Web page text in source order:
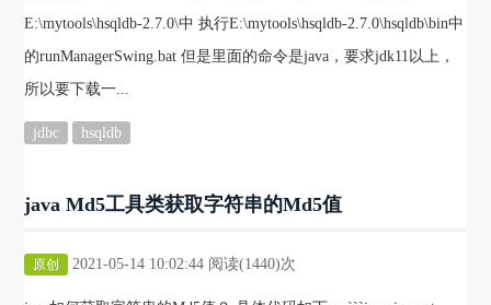
E:\mytools\hsqldb-2.7.0\中 执行E:\mytools\hsqldb-2.7.0\hsqldb\bin中
的runManagerSwing.bat 但是里面的命令是java，要求jdk11以上，
所以要下载一...
jdbc hsqldb
java Md5工具类获取字符串的Md5值
原创 2021-05-14 10:02:44 阅读(1440)次